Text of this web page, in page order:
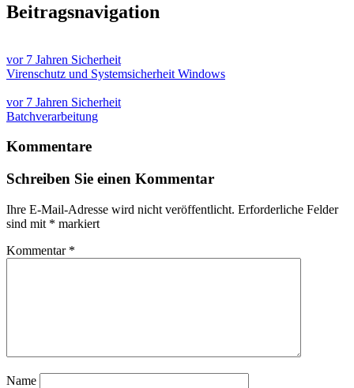
Beitragsnavigation
vor 7 Jahren Sicherheit
Virenschutz und Systemsicherheit Windows
vor 7 Jahren Sicherheit
Batchverarbeitung
Kommentare
Schreiben Sie einen Kommentar
Ihre E-Mail-Adresse wird nicht veröffentlicht. Erforderliche Felder
sind mit * markiert
Kommentar *
Name